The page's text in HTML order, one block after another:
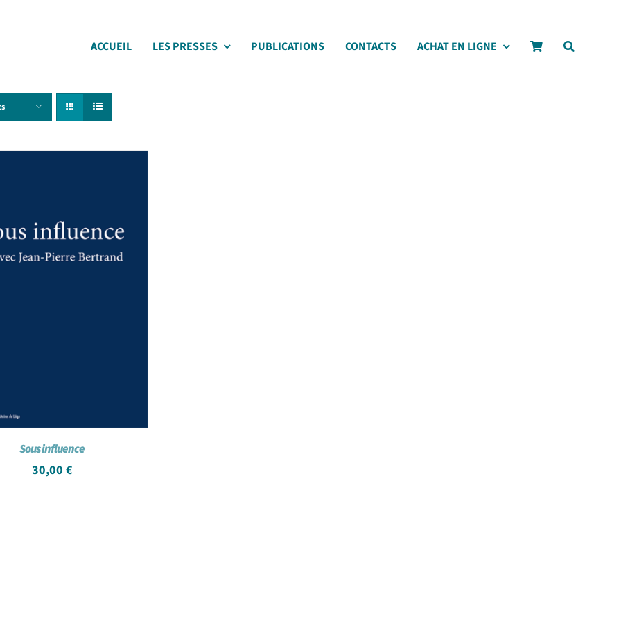
ACCUEIL LES PRESSES PUBLICATIONS CONTACTS ACHAT EN LIGNE
Sous influence
30,00 €